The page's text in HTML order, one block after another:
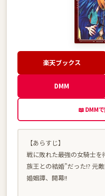
楽天ブックス
DMM
📖 DMM
【あらすじ】
戦に敗れた最強の女騎士
族王との結婚”だった!? 元
婚姻譚、開幕!!